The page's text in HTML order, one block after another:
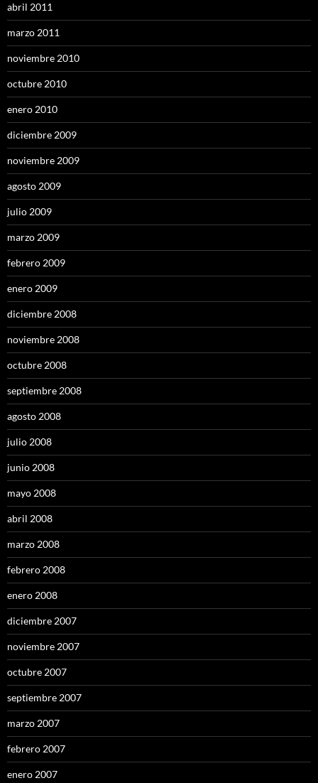
abril 2011
marzo 2011
noviembre 2010
octubre 2010
enero 2010
diciembre 2009
noviembre 2009
agosto 2009
julio 2009
marzo 2009
febrero 2009
enero 2009
diciembre 2008
noviembre 2008
octubre 2008
septiembre 2008
agosto 2008
julio 2008
junio 2008
mayo 2008
abril 2008
marzo 2008
febrero 2008
enero 2008
diciembre 2007
noviembre 2007
octubre 2007
septiembre 2007
marzo 2007
febrero 2007
enero 2007